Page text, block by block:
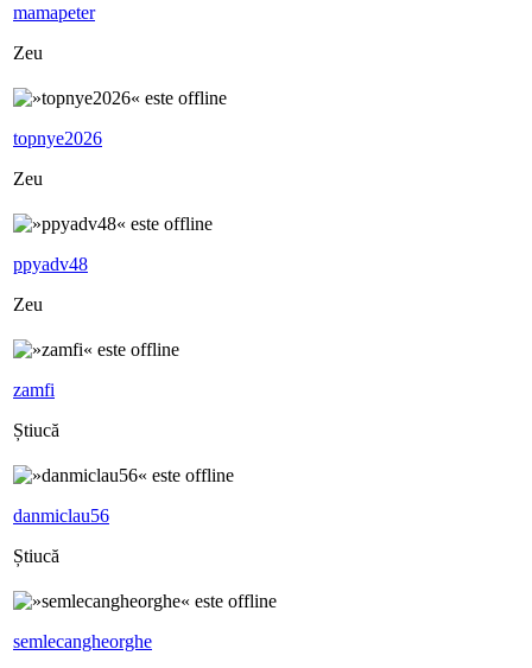
mamapeter
Zeu
topnye2026
Zeu
ppyadv48
Zeu
zamfi
Știucă
danmiclau56
Știucă
semlecangheorghe